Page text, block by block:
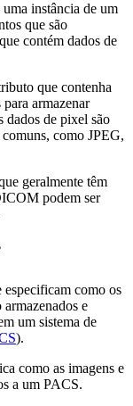
instância de um
que são
contém dados de
que contenha
armazenar
dados de pixel são
como JPEG,
geralmente têm
podem ser
como os
armazenados e
um sistema de
).
como as imagens e
a um PACS.